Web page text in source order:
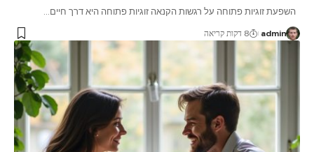
השפעת זוגיות פתוחה על רגשות הקנאה זוגיות פתוחה היא דרך חיים…
admin 8 דקות קריאה